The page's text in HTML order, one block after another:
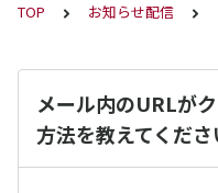
TOP お知らせ配信
メール内のURLが
方法を教えてくださ